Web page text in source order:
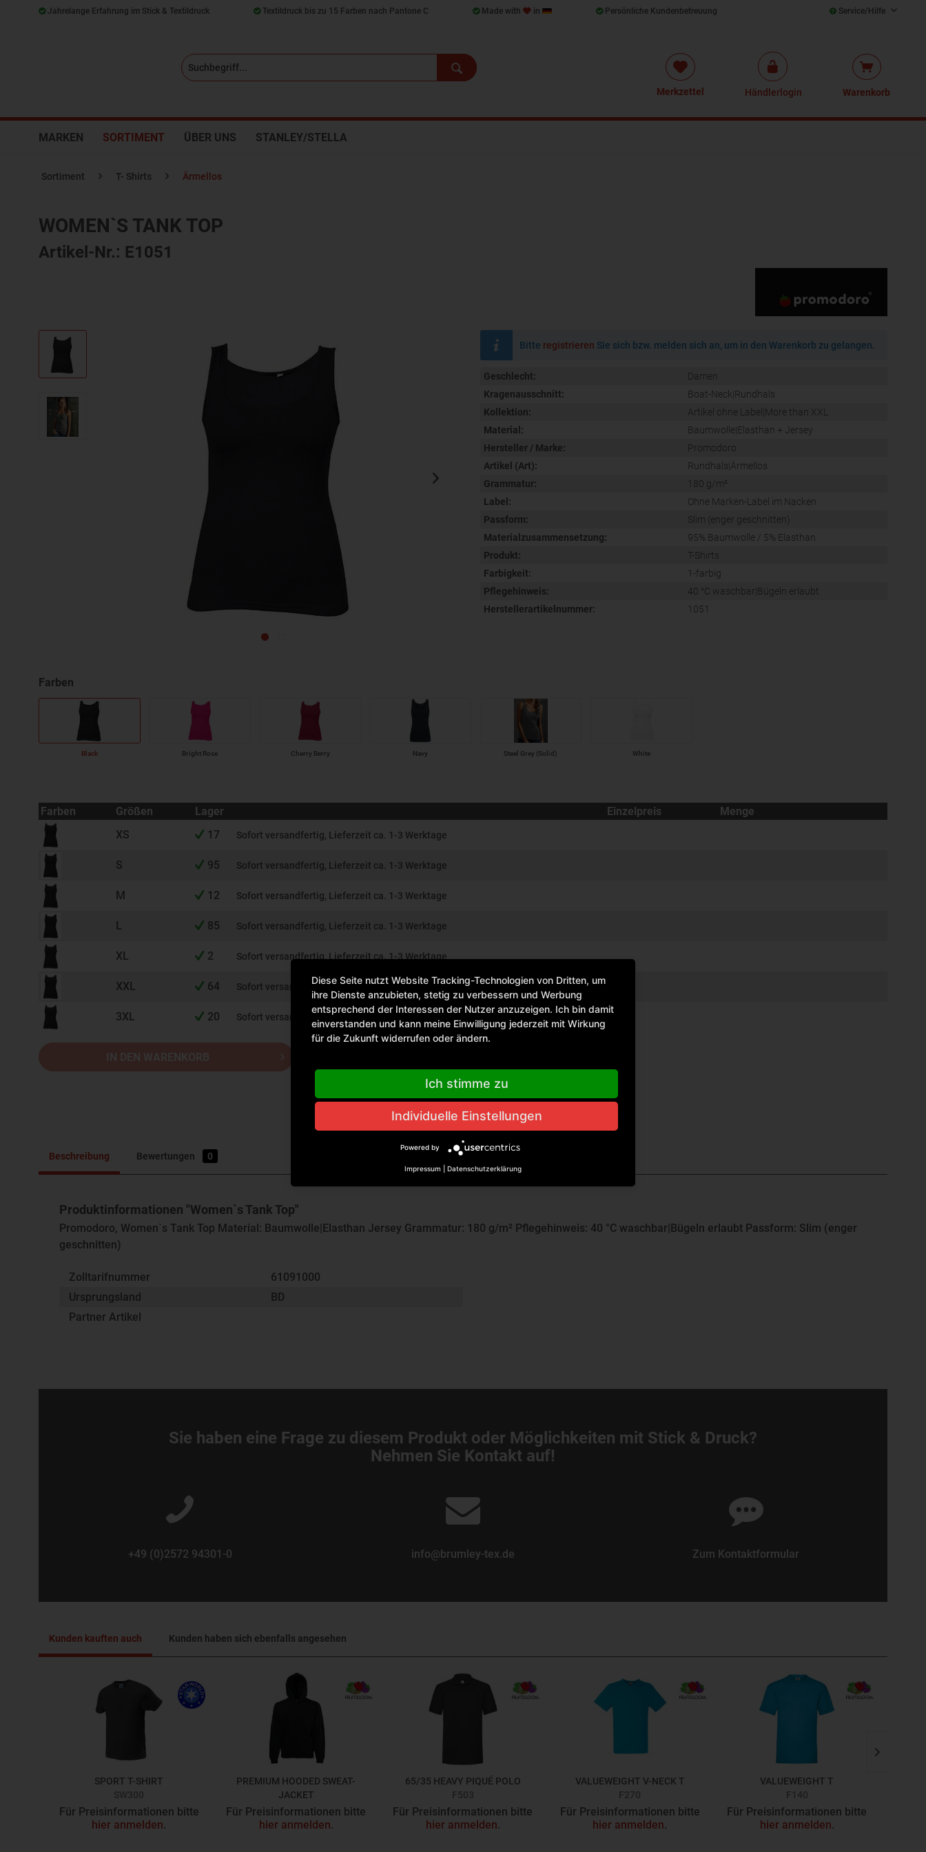
Jahrelange Erfahrung im Stick & Textildruck Textildruck bis zu 15 Farben nach Pantone C Made with in Persönliche Kundenbetreuung Service/Hilfe
Merkzettel Händlerlogin Warenkorb
MARKEN SORTIMENT ÜBER UNS STANLEY/STELLA
Sortiment T- Shirts Ärmellos
WOMEN`S TANK TOP
Artikel-Nr.: E1051
Bitte registrieren Sie sich bzw. melden sich an, um in den Warenkorb zu gelangen.
Geschlecht:
Damen
Kragenausschnitt:
Boat-Neck|Rundhals
Kollektion:
Artikel ohne Label|More than XXL
Material:
Baumwolle|Elasthan + Jersey
Hersteller / Marke:
Promodoro
Artikel (Art):
Rundhals|Ärmellos
Grammatur:
180 g/m²
Label:
Ohne Marken-Label im Nacken
Passform:
Slim (enger geschnitten)
Materialzusammensetzung:
95% Baumwolle / 5% Elasthan
Produkt:
T-Shirts
Farbigkeit:
1-farbig
Pflegehinweis:
40 °C waschbar|Bügeln erlaubt
Herstellerartikelnummer:
1051
Black Bright Rose Cherry Berry Navy Steel Grey (Solid) White
Farben Größen Lager Einzelpreis
Menge
XS
17 Sofort versandfertig, Lieferzeit ca. 1-3 Werktage
S 95 Sofort versandfertig, Lieferzeit ca. 1-3 Werktage
M 12 Sofort versandfertig, Lieferzeit ca. 1-3 Werktage
L 85 Sofort versandfertig, Lieferzeit ca. 1-3 Werktage
XL 2 Sofort versandfertig, Lieferzeit ca. 1-3 Werktage
XXL 64 Sofort versandfertig, Lieferzeit ca. 1-3 Werktage
3XL 20 Sofort versandfertig, Lieferzeit ca. 1-3 Werktage
Beschreibung Bewertungen 0
Produktinformationen "Women`s Tank Top"
Promodoro, Women`s Tank Top Material: Baumwolle|Elasthan Jersey Grammatur: 180 g/m² Pflegehinweis: 40 °C waschbar|Bügeln erlaubt Passform: Slim (enger
geschnitten)
Zolltarifnummer
61091000
Ursprungsland
BD
Partner Artikel
Sie haben eine Frage zu diesem Produkt oder Möglichkeiten mit Stick & Druck?
Nehmen Sie Kontakt auf!
+49 (0)2572 94301-0 info@brumley-tex.de Zum Kontaktformular
Kunden kauften auch Kunden haben sich ebenfalls angesehen
SPORT T-SHIRT
SW300
Für Preisinformationen bitte
hier anmelden.
PREMIUM HOODED SWEAT-
JACKET
F401
Für Preisinformationen bitte
hier anmelden.
65/35 HEAVY PIQUÉ POLO
F503
Für Preisinformationen bitte
hier anmelden.
VALUEWEIGHT V-NECK T
F270
Für Preisinformationen bitte
hier anmelden.
VALUEWEIGHT T
F140
Für Preisinformationen bitte
hier anmelden.
Diese Seite nutzt Website Tracking-Technologien von Dritten, um
ihre Dienste anzubieten, stetig zu verbessern und Werbung
entsprechend der Interessen der Nutzer anzuzeigen. Ich bin damit
einverstanden und kann meine Einwilligung jederzeit mit Wirkung
für die Zukunft widerrufen oder ändern.
Ich stimme zu
Individuelle Einstellungen
Powered by
Impressum Datenschutzerklärung